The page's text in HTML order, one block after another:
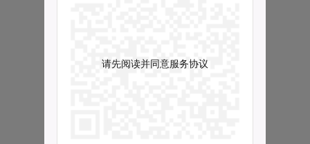
请先阅读并同意服务协议